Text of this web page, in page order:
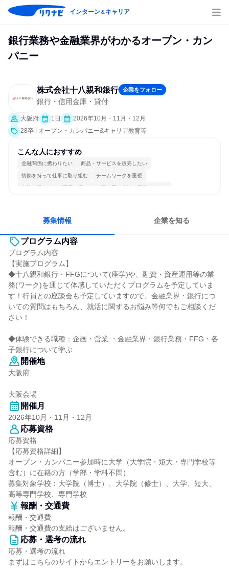
インターン＆キャリア
銀行業務や金融業界がわかるオープン・カン
パニー
株式会社十八親和銀行 企業をフォロー
銀行・信用金庫・貸付
大阪府 1日
2026年10月・11月・12月
28卒 | オープン・カンパニー&キャリア教育等
こんな人におすすめ
金融関係に携わりたい 商品・サービスを販売したい
情熱を持って仕事に取り組む チームワークを重視
女性が働きやすい環境で働ける 長く同じ会社に居続けられる
募集情報 企業を知る
プログラム内容
プログラム内容
【実施プログラム】
◆十八親和銀行・FFGについて(座学)や、融資・資産運用等の業
務(ワーク)を通じて体感していただくプログラムを予定していま
す！行員との座談会も予定していますので、金融業界・銀行につ
いての質問はもちろん、就活に関するお悩み等何でもご相談くだ
さい！
◆体験できる職種：企画・営業 ・金融業界・銀行業務・FFG・各
子銀行について学ぶ
開催地
大阪府
大阪会場
開催月
2026年10月・11月・12月
応募資格
応募資格
【応募資格詳細】
オープン・カンパニー参加時に大学（大学院・短大・専門学校等
含む）に在籍の方（学部・学科不問）
募集対象学校：大学院（博士）、大学院（修士）、大学、短大、
高等専門学校、専門学校
報酬・交通費
報酬・交通費
報酬・交通費の支給はございません。
応募・選考の流れ
応募・選考の流れ
まずはこちらのサイトからエントリーをお願いします。